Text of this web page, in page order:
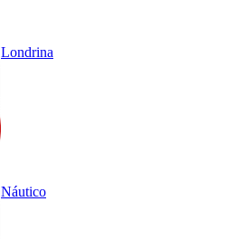
Londrina
Náutico